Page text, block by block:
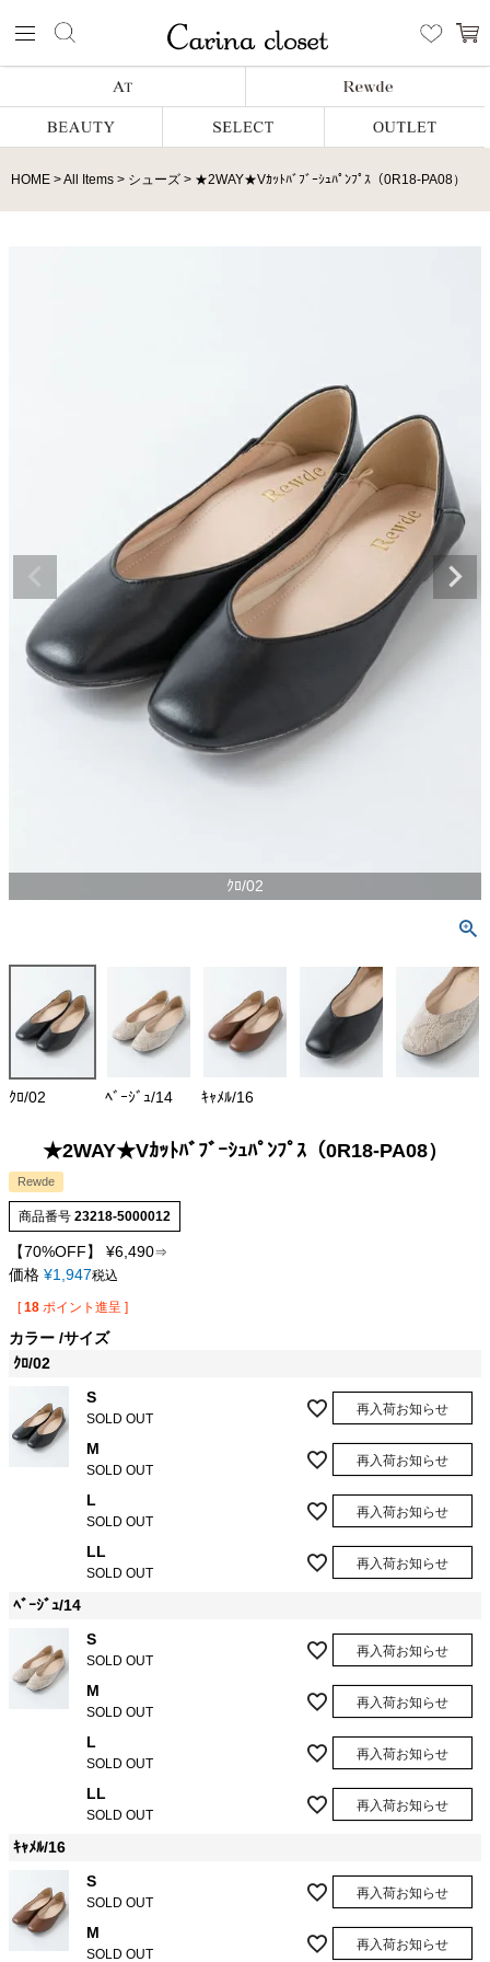
HOME All Items シューズ ★2WAY★Vｶｯﾄﾊﾞﾌﾞｰｼｭﾊﾟﾝﾌﾟｽ（0R18-PA08）
ｸﾛ/02
ｸﾛ/02 ﾍﾞｰｼﾞｭ/14 ｷｬﾒﾙ/16
★2WAY★Vｶｯﾄﾊﾞﾌﾞｰｼｭﾊﾟﾝﾌﾟｽ（0R18-PA08）
Rewde
商品番号 23218-5000012
【70%OFF】 ¥6,490⇒
価格 ¥1,947税込
[ 18 ポイント進呈 ]
カラー サイズ
ｸﾛ/02
S
SOLD OUT
再入荷お知らせ
M
SOLD OUT
再入荷お知らせ
L
SOLD OUT
再入荷お知らせ
LL
SOLD OUT
再入荷お知らせ
ﾍﾞｰｼﾞｭ/14
S
SOLD OUT
再入荷お知らせ
M
SOLD OUT
再入荷お知らせ
L
SOLD OUT
再入荷お知らせ
LL
SOLD OUT
再入荷お知らせ
ｷｬﾒﾙ/16
S
SOLD OUT
再入荷お知らせ
M
SOLD OUT
再入荷お知らせ